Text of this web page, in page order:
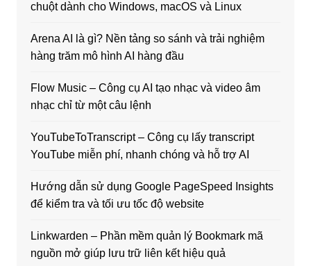
chuột dành cho Windows, macOS và Linux
Arena AI là gì? Nền tảng so sánh và trải nghiệm
hàng trăm mô hình AI hàng đầu
Flow Music – Công cụ AI tạo nhạc và video âm
nhạc chỉ từ một câu lệnh
YouTubeToTranscript – Công cụ lấy transcript
YouTube miễn phí, nhanh chóng và hỗ trợ AI
Hướng dẫn sử dụng Google PageSpeed Insights
để kiểm tra và tối ưu tốc độ website
Linkwarden – Phần mềm quản lý Bookmark mã
nguồn mở giúp lưu trữ liên kết hiệu quả